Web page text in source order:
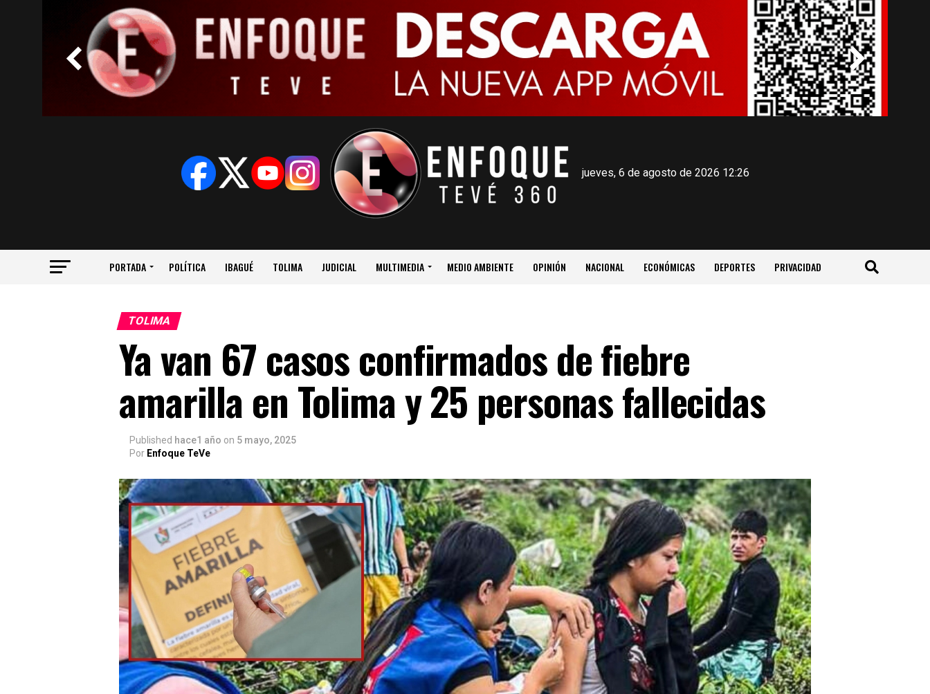
jueves, 6 de agosto de 2026 12:26
PORTADA POLÍTICA IBAGUÉ TOLIMA JUDICIAL MULTIMEDIA MEDIO AMBIENTE OPINIÓN NACIONAL ECONÓMICAS DEPORTES PRIVACIDAD
TOLIMA
Ya van 67 casos confirmados de fiebre
amarilla en Tolima y 25 personas fallecidas
Published hace1 año on 5 mayo, 2025
Por Enfoque TeVe